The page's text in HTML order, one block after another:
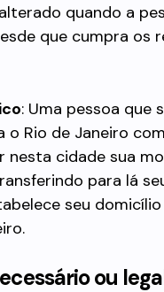
quando a
que cumpra os
: Uma pessoa que
o Rio de Janeiro
nesta cidade sua
para lá
seu
ou